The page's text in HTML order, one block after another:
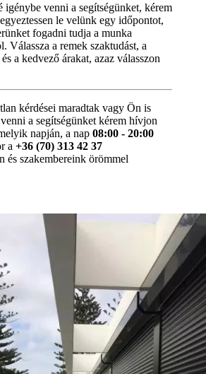
igénybe venni a segítségünket, kérem
le velünk egy időpontot,
fogadni tudja a munka
Válassza a remek szaktudást, a
a kedvező árakat, azaz válasszon
kérdései maradtak vagy Ön is
a segítségünket kérem hívjon
napján, a nap 08:00 - 20:00
a +36 (70) 313 42 37
és szakembereink örömmel